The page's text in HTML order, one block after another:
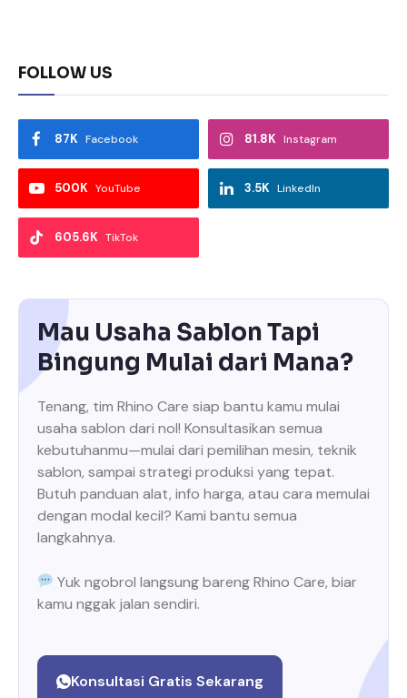
FOLLOW US
Facebook
87K Instagram
81.8K
YouTube
500K LinkedIn
3.5K
TikTok
605.6K
Mau Usaha Sablon Tapi
Bingung Mulai dari Mana?
Tenang, tim Rhino Care siap bantu kamu mulai
usaha sablon dari nol! Konsultasikan semua
kebutuhanmu—mulai dari pemilihan mesin, teknik
sablon, sampai strategi produksi yang tepat.
Butuh panduan alat, info harga, atau cara memulai
dengan modal kecil? Kami bantu semua
langkahnya.
Yuk ngobrol langsung bareng Rhino Care, biar
kamu nggak jalan sendiri.
Konsultasi Gratis Sekarang